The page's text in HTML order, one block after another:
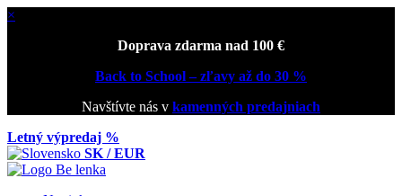
×
Doprava zdarma nad 100 €
Back to School – zľavy až do 30 %
Navštívte nás v kamenných predajniach
Letný výpredaj %
SK / EUR